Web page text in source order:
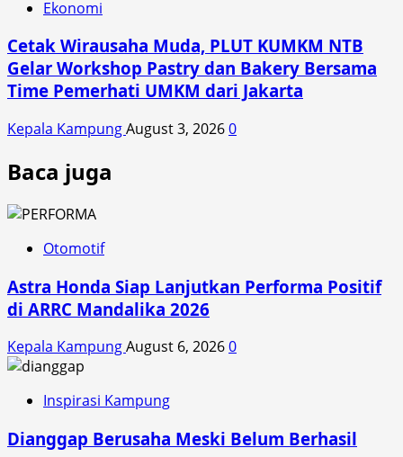
Ekonomi
Cetak Wirausaha Muda, PLUT KUMKM NTB
Gelar Workshop Pastry dan Bakery Bersama
Time Pemerhati UMKM dari Jakarta
Kepala KampungAugust 3, 20260
Baca juga
Otomotif
Astra Honda Siap Lanjutkan Performa Positif
di ARRC Mandalika 2026
Kepala KampungAugust 6, 20260
Inspirasi Kampung
Dianggap Berusaha Meski Belum Berhasil